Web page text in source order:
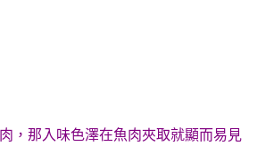
，那入味色澤在魚肉夾取就顯而易見